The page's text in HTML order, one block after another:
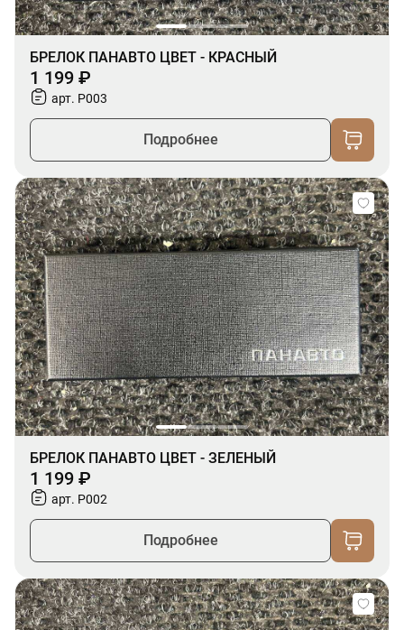
БРЕЛОК ПАНАВТО ЦВЕТ - КРАСНЫЙ
1 199 ₽
арт. P003
Подробнее
БРЕЛОК ПАНАВТО ЦВЕТ - ЗЕЛЕНЫЙ
1 199 ₽
арт. P002
Подробнее